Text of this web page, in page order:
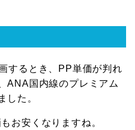
するとき、PP単価が判れ
ANA国内線のプレミアム
した。
お安くなりますね。